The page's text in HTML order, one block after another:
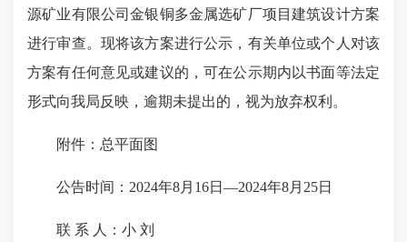
源矿业有限公司金银铜多金属选矿厂项目建筑设计方案
进行审查。现将该方案进行公示，有关单位或个人对该
方案有任何意见或建议的，可在公示期内以书面等法定
形式向我局反映，逾期未提出的，视为放弃权利。
附件：总平面图
公告时间：2024年8月16日—2024年8月25日
联 系 人：小 刘